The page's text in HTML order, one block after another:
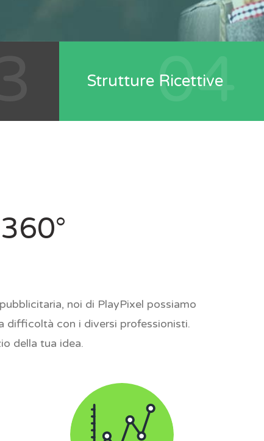
Strutture Ricettive
04
noi di PlayPixel possiamo
difficoltà con i diversi professionisti.
della tua idea.